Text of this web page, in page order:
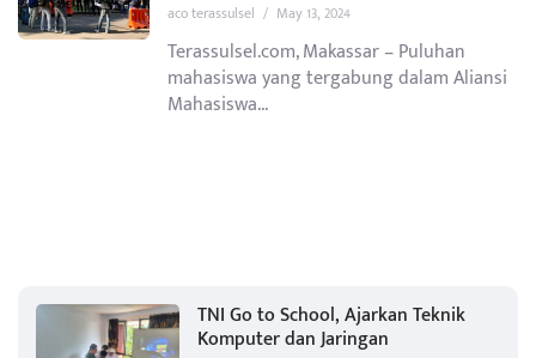
aco terassulsel / May 13, 2024
Terassulsel.com, Makassar – Puluhan
mahasiswa yang tergabung dalam Aliansi
Mahasiswa...
TNI Go to School, Ajarkan Teknik
Komputer dan Jaringan